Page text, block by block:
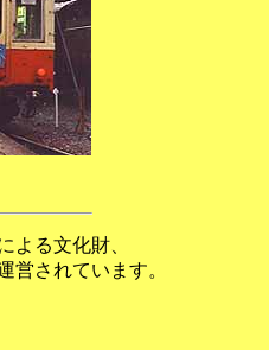
よる文化財、
営されています。